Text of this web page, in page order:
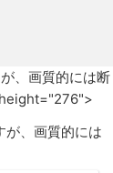
、画質的には断
が、画質的には